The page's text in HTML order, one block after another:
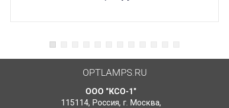
OPTLAMPS.RU
ООО "КСО-1"
115114, Россия, г. Москва,